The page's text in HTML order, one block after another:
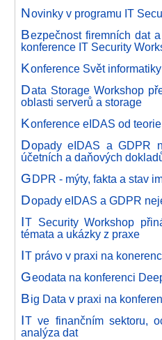
Novinky v programu IT
Bezpečnost firemních dat
konference IT Security
Konference Svět
Data Storage Workshop
oblasti serverů a storage
Konference eIDAS od
Dopady eIDAS a GDPR
účetních a daňových
G DPR - mýty, fakta a stav
Dopady eIDAS a GDPR
IT Security Workshop
témata a ukázky z praxe
IT právo v praxi na
Geodata na konferenci
Big Data v praxi na
IT ve finančním sektoru,
analýza dat